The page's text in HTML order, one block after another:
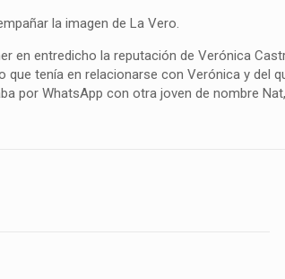
la imagen de La Vero.
en entredicho la reputación de Verónica
tenía en relacionarse con Verónica y del
por WhatsApp con otra joven de nombre